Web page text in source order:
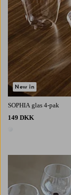
SOPHIA glas 4-pak
149 DKK
New in